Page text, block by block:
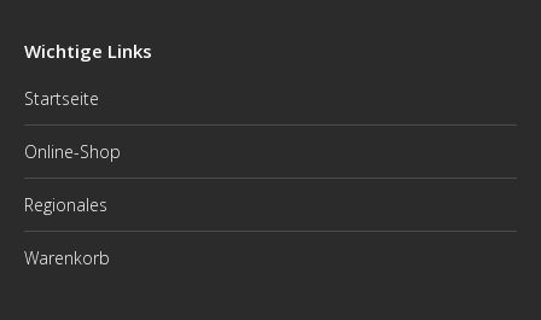
Wichtige Links
Startseite
Online-Shop
Regionales
Warenkorb